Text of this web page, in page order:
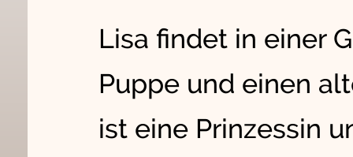
Lisa findet in einer
Puppe und einen
ist eine Prinzessin